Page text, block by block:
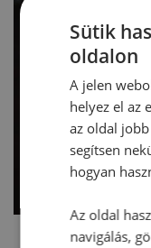
Sütik
oldalon
A jelen
helyez el az
az oldal
segítsen
hogyan
Az oldal
navigálás,